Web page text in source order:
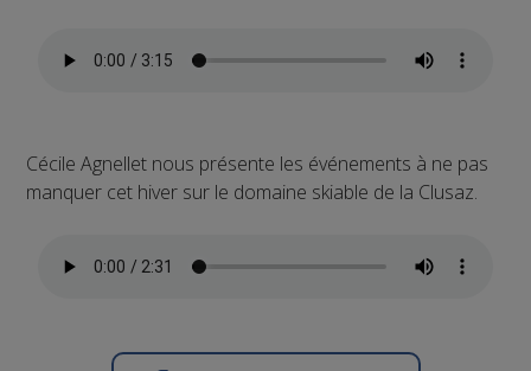
Cécile Agnellet nous présente les événements à ne pas
manquer cet hiver sur le domaine skiable de la Clusaz.